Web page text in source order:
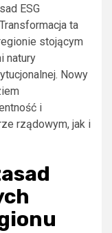
ESG
ta
stojącym
natury
Nowy
i
rządowym, jak i